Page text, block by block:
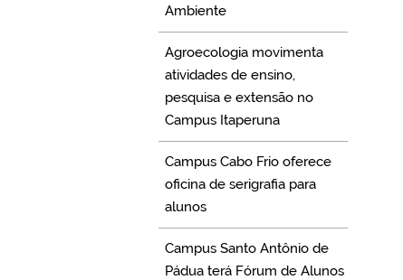
Ambiente
Agroecologia movimenta
atividades de ensino,
pesquisa e extensão no
Campus Itaperuna
Campus Cabo Frio oferece
oficina de serigrafia para
alunos
Campus Santo Antônio de
Pádua terá Fórum de Alunos